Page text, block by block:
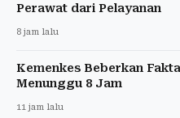
Perawat dari Pelayanan
8 jam lalu
Kemenkes Beberkan
Menunggu 8 Jam
11 jam lalu